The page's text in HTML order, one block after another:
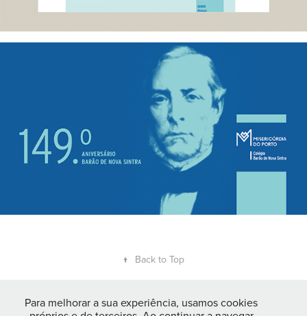
↑ Back to Top
Para melhorar a sua experiência, usamos cookies